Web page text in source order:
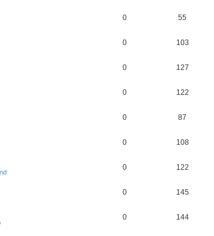
0 55
0 103
0 127
0 122
0 87
0 108
0 122
0 145
0 144